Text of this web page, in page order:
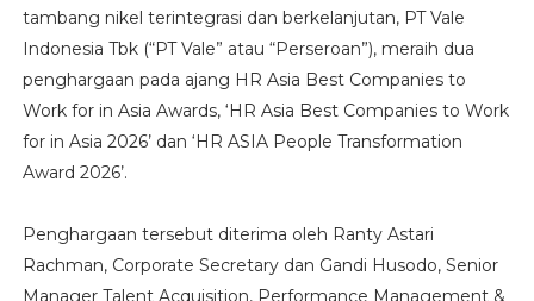
tambang nikel terintegrasi dan berkelanjutan, PT Vale
Indonesia Tbk (“PT Vale” atau “Perseroan”), meraih dua
penghargaan pada ajang HR Asia Best Companies to
Work for in Asia Awards, ‘HR Asia Best Companies to Work
for in Asia 2026’ dan ‘HR ASIA People Transformation
Award 2026’.
Penghargaan tersebut diterima oleh Ranty Astari
Rachman, Corporate Secretary dan Gandi Husodo, Senior
Manager Talent Acquisition, Performance Management &